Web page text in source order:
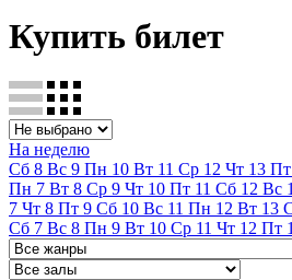
Купить билет
На неделю
Сб 8 Вс 9 Пн 10 Вт 11 Ср 12 Чт 13 Пт
Пн 7 Вт 8 Ср 9 Чт 10 Пт 11 Сб 12 Вс
7 Чт 8 Пт 9 Сб 10 Вс 11 Пн 12 Вт 13
Сб 7 Вс 8 Пн 9 Вт 10 Ср 11 Чт 12 Пт